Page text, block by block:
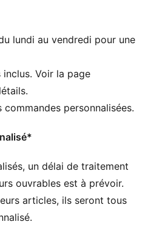
conçue pour un amorti et
long de la journée
grâce à son talon ultra-
lundi au vendredi pour une
Voir la page
personnalisées.
un délai de traitement
ouvrables est à prévoir.
articles, ils seront tous